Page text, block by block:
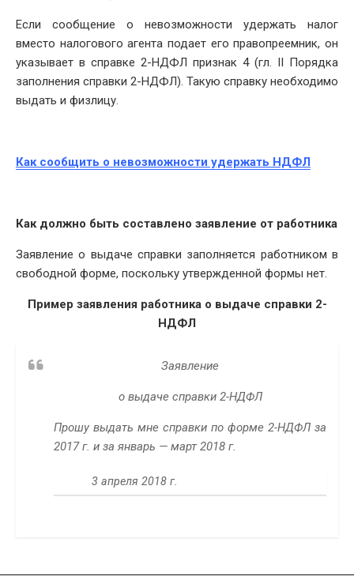
Если сообщение о невозможности удержать налог
вместо налогового агента подает его правопреемник, он
указывает в справке 2-НДФЛ признак 4 (гл. II Порядка
заполнения справки 2-НДФЛ). Такую справку необходимо
выдать и физлицу.
Как сообщить о невозможности удержать НДФЛ
Как должно быть составлено заявление от работника
Заявление о выдаче справки заполняется работником в
свободной форме, поскольку утвержденной формы нет.
Пример заявления работника о выдаче справки 2-
НДФЛ
Заявление
о выдаче справки 2-НДФЛ
Прошу выдать мне справки по форме 2-НДФЛ за
2017 г. и за январь — март 2018 г.
3 апреля 2018 г.